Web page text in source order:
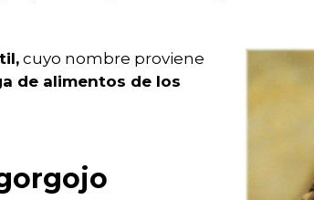
cuyo nombre proviene
de alimentos de los